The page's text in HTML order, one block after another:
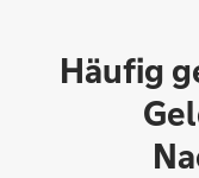
Häufig